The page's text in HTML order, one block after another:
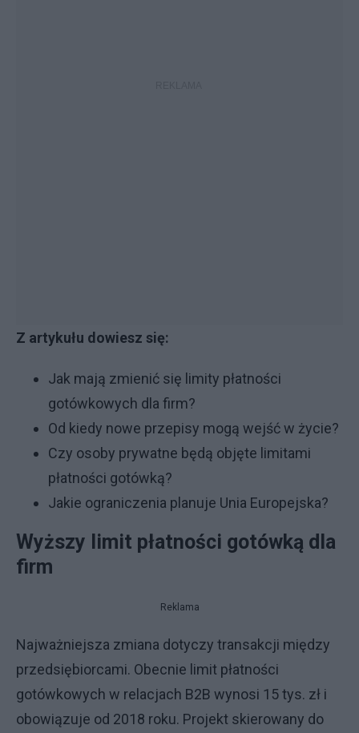
Z artykułu dowiesz się:
Jak mają zmienić się limity płatności
gotówkowych dla firm?
Od kiedy nowe przepisy mogą wejść w życie?
Czy osoby prywatne będą objęte limitami
płatności gotówką?
Jakie ograniczenia planuje Unia Europejska?
Wyższy limit płatności gotówką dla
firm
Reklama
Najważniejsza zmiana dotyczy transakcji między
przedsiębiorcami. Obecnie limit płatności
gotówkowych w relacjach B2B wynosi 15 tys. zł i
obowiązuje od 2018 roku. Projekt skierowany do